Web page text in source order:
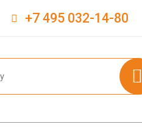
+7 495 032-14-80